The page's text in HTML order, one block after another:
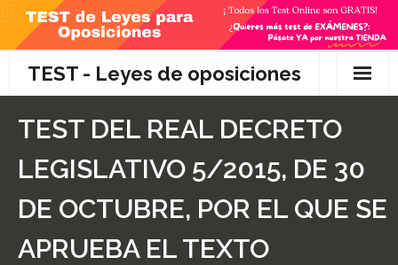
Skip
content
TEST - Leyes de oposiciones
Preguntas
- Diferencia entre propuesta y proposición de ley
TEST DEL REAL DECRETO
LEGISLATIVO 5/2015, DE 30
DE OCTUBRE, POR EL QUE SE
APRUEBA EL TEXTO